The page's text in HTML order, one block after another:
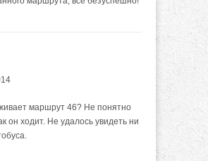
маршрут 46? Не понятно
он ходит. Не удалось увидеть ни